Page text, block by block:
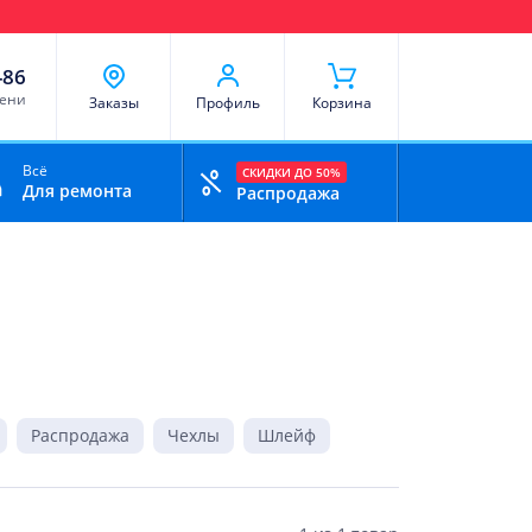
Заказы Профиль Корзина
Всё
Для ремонта
СКИДКИ ДО 50%
Распродажа
Распродажа Чехлы Шлейф